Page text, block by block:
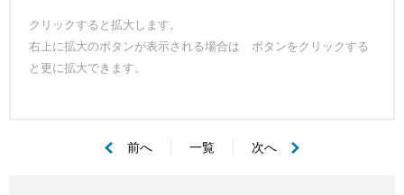
クリックすると拡大します。
右上に拡大のボタンが表示される場合は ボタンをクリックする
と更に拡大できます。
前へ 一覧 次へ